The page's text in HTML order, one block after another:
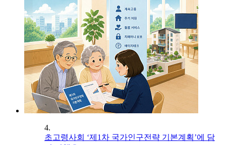
4.
초고령사회 ‘제1차 국가인구전략 기본계획’에 담